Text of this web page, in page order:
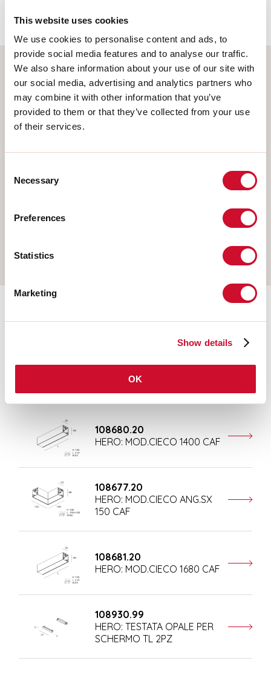
This website uses cookies
We use cookies to personalise content and ads, to
provide social media features and to analyse our traffic.
We also share information about your use of our site with
our social media, advertising and analytics partners who
may combine it with other information that you’ve
provided to them or that they’ve collected from your use
of their services.
Selection
Necessary
Preferences
Statistics
Marketing
Show details
OK
Selecteer uw product
RAIL
Aanvullende accessoires
108676.20
HERO: MOD.CIECO 250 CAF
108680.20
HERO: MOD.CIECO 1400 CAF
108677.20
HERO: MOD.CIECO ANG.SX
150 CAF
108681.20
HERO: MOD.CIECO 1680 CAF
108930.99
HERO: TESTATA OPALE PER
SCHERMO TL 2PZ